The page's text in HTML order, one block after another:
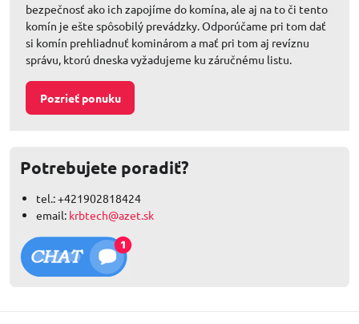
bezpečnosť ako ich zapojíme do komína, ale aj na to či tento
komín je ešte spôsobilý prevádzky. Odporúčame pri tom dať
si komín prehliadnuť kominárom a mať pri tom aj revíznu
správu, ktorú dneska vyžadujeme ku záručnému listu.
Pozrieť ponuku
Potrebujete poradiť?
tel.: +421902818424
email: krbtech@azet.sk